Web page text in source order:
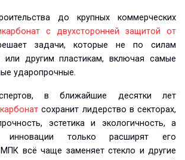
до крупных коммерческих
с двухсторонней защитой от
задачи, которые не по силам
или другим пластикам, включая самые
ударопрочные.
в ближайшие десятки лет
сохранит лидерство в секторах,
эстетика и экологичность, а
инновации только расширят его
всё чаще заменяет стекло и другие